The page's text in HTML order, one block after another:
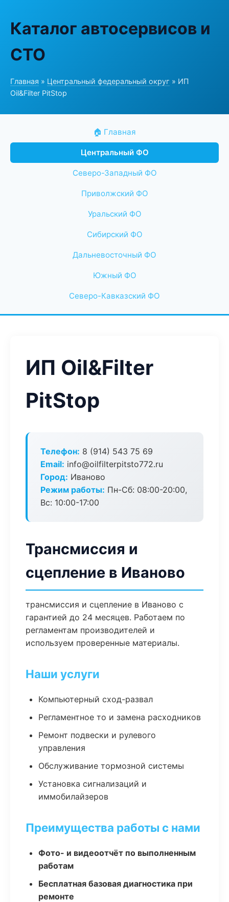
Каталог автосервисов и
СТО
Главная » Центральный федеральный округ » ИП
Oil&Filter PitStop
🏠 Главная
Центральный ФО
Северо-Западный ФО
Приволжский ФО
Уральский ФО
Сибирский ФО
Дальневосточный ФО
Южный ФО
Северо-Кавказский ФО
ИП Oil&Filter
PitStop
Телефон: 8 (914) 543 75 69
Email: info@oilfilterpitsto772.ru
Город: Иваново
Режим работы: Пн-Сб: 08:00-20:00,
Вс: 10:00-17:00
Трансмиссия и
сцепление в Иваново
трансмиссия и сцепление в Иваново с
гарантией до 24 месяцев. Работаем по
регламентам производителей и
используем проверенные материалы.
Наши услуги
Компьютерный сход-развал
Регламентное то и замена расходников
Ремонт подвески и рулевого
управления
Обслуживание тормозной системы
Установка сигнализаций и
иммобилайзеров
Преимущества работы с нами
Фото- и видеоотчёт по выполненным
работам
Бесплатная базовая диагностика при
ремонте